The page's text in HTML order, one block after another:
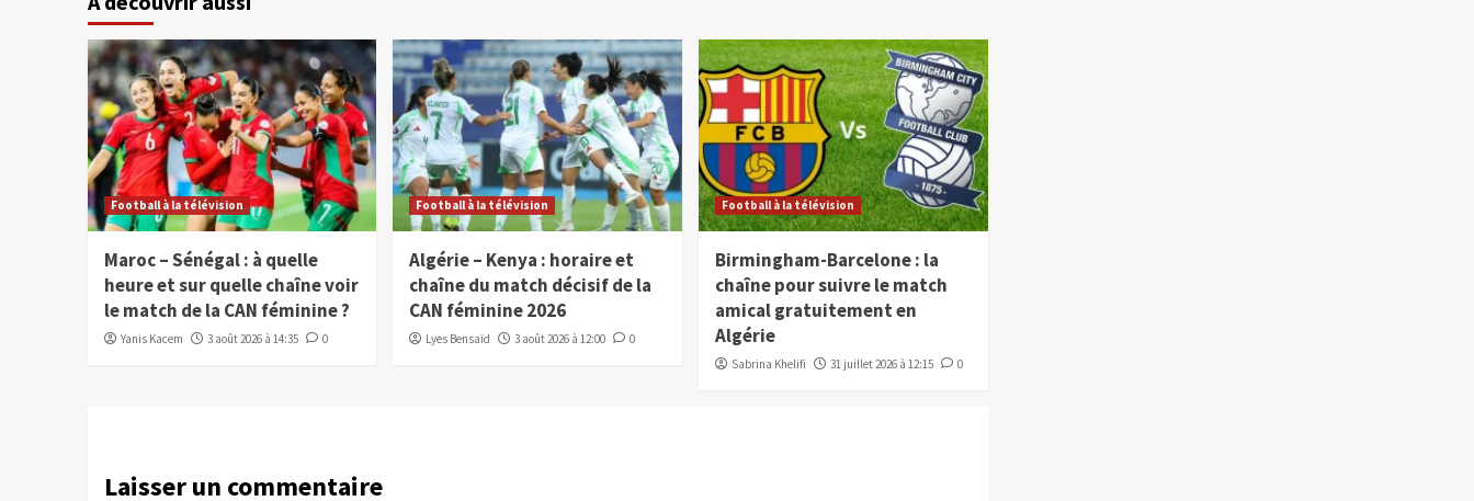
Football à la télévision
Maroc – Sénégal : à quelle
heure et sur quelle chaîne voir
le match de la CAN féminine ?
Yanis Kacem 3 août 2026 à 14:35 0
Football à la télévision
Algérie – Kenya : horaire et
chaîne du match décisif de la
CAN féminine 2026
Lyes Bensaïd 3 août 2026 à 12:00 0
Football à la télévision
Birmingham-Barcelone : la
chaîne pour suivre le match
amical gratuitement en
Algérie
Sabrina Khelifi 31 juillet 2026 à 12:15 0
Laisser un commentaire